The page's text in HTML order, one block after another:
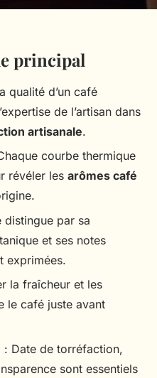
principal
qualité d’un café
de l’artisan dans
artisanale.
courbe thermique
révéler les arômes café
distingue par sa
et ses notes
exprimées.
la fraîcheur et les
le café juste avant
: Date de torréfaction,
sont essentiels